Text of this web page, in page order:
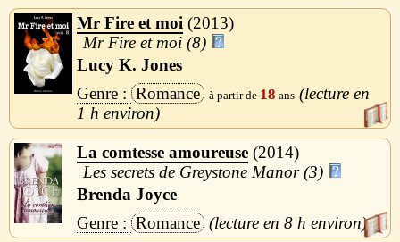
Mr Fire et moi
2013
Mr Fire et moi (8)
Lucy K. Jones
Romance
18
1 h
La comtesse amoureuse 2014
Les secrets de Greystone Manor (3)
Brenda Joyce
Romance
8 h